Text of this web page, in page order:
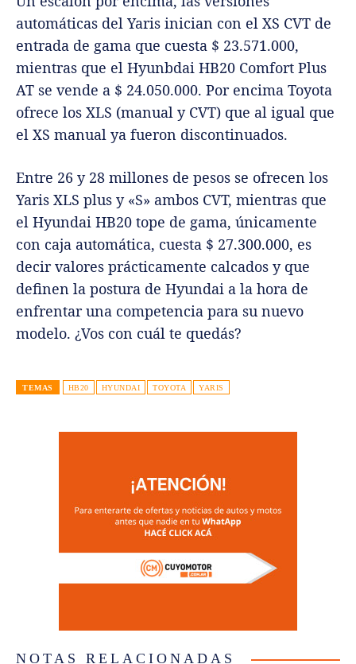
automáticas del Yaris inician con el XS CVT de
entrada de gama que cuesta $ 23.571.000,
mientras que el Hyunbdai HB20 Comfort Plus
AT se vende a $ 24.050.000. Por encima Toyota
ofrece los XLS (manual y CVT) que al igual que
el XS manual ya fueron discontinuados.
Entre 26 y 28 millones de pesos se ofrecen los
Yaris XLS plus y «S» ambos CVT, mientras que
el Hyundai HB20 tope de gama, únicamente
con caja automática, cuesta $ 27.300.000, es
decir valores prácticamente calcados y que
definen la postura de Hyundai a la hora de
enfrentar una competencia para su nuevo
modelo. ¿Vos con cuál te quedás?
TEMAS HB20 HYUNDAI TOYOTA YARIS
NOTAS RELACIONADAS